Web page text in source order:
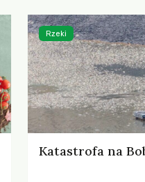
Katastrofa na
Rzeki